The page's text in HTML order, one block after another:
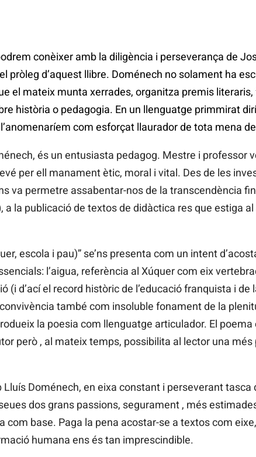
conèixer amb la diligència i perseverança de
pròleg d’aquest llibre. Doménech no solament ha
el mateix munta xerrades, organitza premis
història o pedagogia. En un llenguatge primmirat
com esforçat llaurador de tota mena
és un entusiasta pedagog. Mestre i professor
per ell manament ètic, moral i vital. Des de les
va permetre assabentar-nos de la transcendència
la publicació de textos de didàctica res que estiga al
escola i pau)” se’ns presenta com un intent
l’aigua, referència al Xúquer com eix
(i d’ací el record històric de l’educació franquista i
també com insoluble fonament de la
la poesia com llenguatge articulador. El
però , al mateix temps, possibilita al lector una
Doménech, en eixa constant i perseverant tasca
dos grans passions, segurament , més
com base. Paga la pena acostar-se a textos com
humana ens és tan imprescindible.